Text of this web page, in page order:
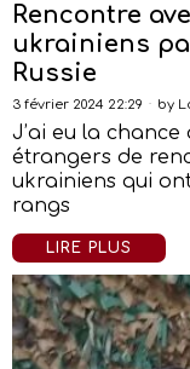
Rencontre
ukrainiens
Russie
3 février 2024 22:29 by
J’ai eu la chance
étrangers de
ukrainiens qui
rangs
LIRE PLUS